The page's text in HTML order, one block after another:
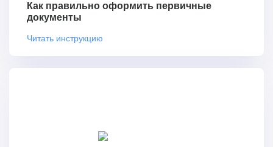
Как правильно оформить первичные
документы
Читать инструкцию